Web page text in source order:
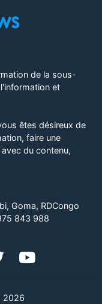
de la sous-
et
êtes désireux de
faire une
du contenu,
Goma, RDCongo
843 988
2026